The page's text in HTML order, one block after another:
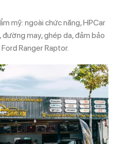
mỹ: ngoài chức năng, HPCar
may, ghép da, đảm bảo
Ranger Raptor.